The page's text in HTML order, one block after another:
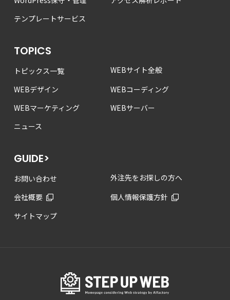
テンプレートサービス
TOPICS
トピックス一覧
WEBサイト全般
WEBデザイン
WEBコーディング
WEBマーケティング
WEBサーバー
ニュース
GUIDE>
お問い合わせ
外注先をお探しの方へ
会社概要
個人情報保護方針
サイトマップ